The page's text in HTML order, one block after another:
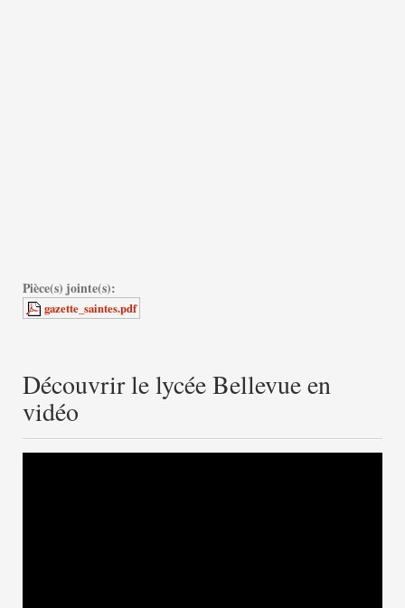
Pièce(s) jointe(s):
gazette_saintes.pdf
Découvrir le lycée Bellevue en
vidéo